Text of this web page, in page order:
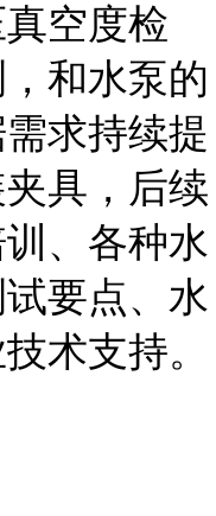
空度检
和水泵的
求持续提
具，后续
、各种水
要点、水
术支持。